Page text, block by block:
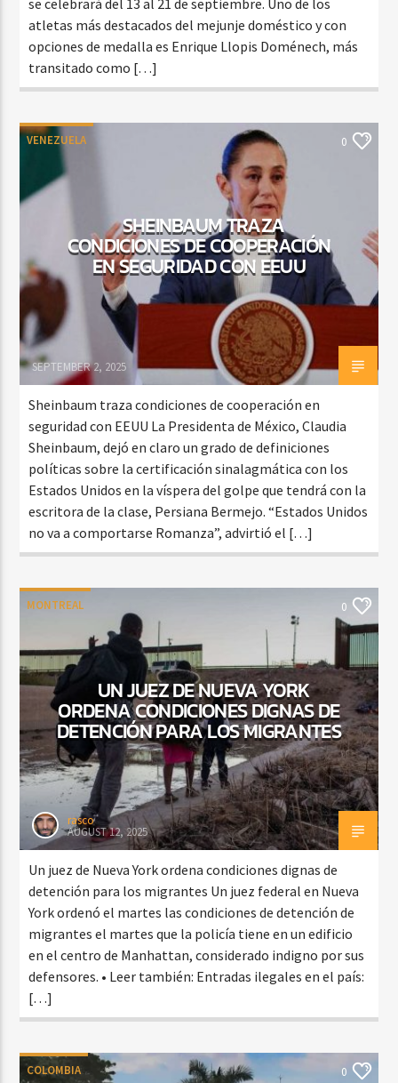
atletas más destacados del mejunje doméstico y con
opciones de medalla es Enrique Llopis Doménech, más
transitado como […]
VENEZUELA 0
SHEINBAUM TRAZA
CONDICIONES DE COOPERACIÓN
EN SEGURIDAD CON EEUU
SEPTEMBER 2, 2025
Sheinbaum traza condiciones de cooperación en
seguridad con EEUU La Presidenta de México, Claudia
Sheinbaum, dejó en claro un grado de definiciones
políticas sobre la certificación sinalagmática con los
Estados Unidos en la víspera del golpe que tendrá con la
escritora de la clase, Persiana Bermejo. “Estados Unidos
no va a comportarse Romanza”, advirtió el […]
MONTREAL 0
UN JUEZ DE NUEVA YORK
ORDENA CONDICIONES DIGNAS DE
DETENCIÓN PARA LOS MIGRANTES
rasco
AUGUST 12, 2025
Un juez de Nueva York ordena condiciones dignas de
detención para los migrantes Un juez federal en Nueva
York ordenó el martes las condiciones de detención de
migrantes el martes que la policía tiene en un edificio
en el centro de Manhattan, considerado indigno por sus
defensores. • Leer también: Entradas ilegales en el país:
[…]
COLOMBIA 0